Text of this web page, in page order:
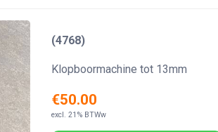
(4768)
Klopboormachine tot 13mm
€50.00
excl. 21% BTWw